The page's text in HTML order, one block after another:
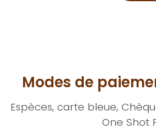
Modes de
Espèces, carte bleue,
One Shot